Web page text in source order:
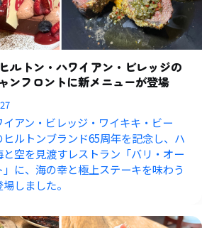
ルトン・ハワイアン・ビレッジの
ンフロントに新メニューが登場
イアン・ビレッジ・ワイキキ・ビー
ルトンブランド65周年を記念し、ハ
と空を見渡すレストラン「バリ・オー
に、海の幸と極上ステーキを味わう
しました。